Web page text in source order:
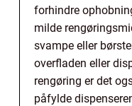
forhindre
milde
svampe eller
overfladen eller
rengøring er det
påfylde